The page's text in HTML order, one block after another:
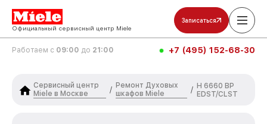
Официальный сервисный центр Miele
Записаться
Работаем с 09:00 до 21:00 +7 (495) 152-68-30
Сервисный центр
Miele в Москве
/
Ремонт Духовых
шкафов Miele
/ H 6660 BP
EDST/CLST